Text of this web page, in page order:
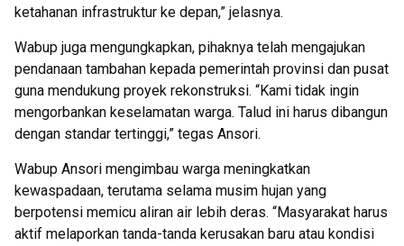
ketahanan infrastruktur ke depan,” jelasnya.
Wabup juga mengungkapkan, pihaknya telah mengajukan
pendanaan tambahan kepada pemerintah provinsi dan pusat
guna mendukung proyek rekonstruksi. “Kami tidak ingin
mengorbankan keselamatan warga. Talud ini harus dibangun
dengan standar tertinggi,” tegas Ansori.
Wabup Ansori mengimbau warga meningkatkan
kewaspadaan, terutama selama musim hujan yang
berpotensi memicu aliran air lebih deras. “Masyarakat harus
aktif melaporkan tanda-tanda kerusakan baru atau kondisi